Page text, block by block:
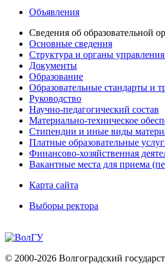
Объявления
Сведения об образовательной
Основные сведения
Структура и органы
Документы
Образование
Образовательные стандарты и
Руководство
Научно-педагогический состав
Материально-техническое
Стипендии и иные виды
Платные образовательные
Финансово-хозяйственная
Вакантные места для приема
Карта сайта
Выборы ректора
© 2000-2026 Волгоградский